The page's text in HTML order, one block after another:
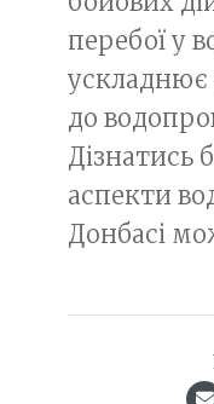
перебої у
ускладнює
до
Дізнатись
аспекти
Донбасі